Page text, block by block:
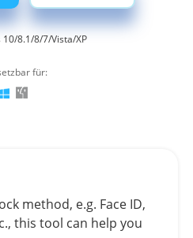
10/8.1/8/7/Vista/XP
für:
method, e.g. Face ID,
this tool can help you